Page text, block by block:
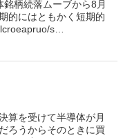
柄続落ムーブから8月
的にはともかく短期的
s…
算を受けて半導体が月
ろうからそのときに買